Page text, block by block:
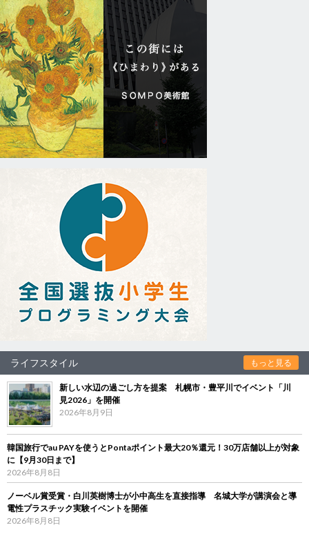
ライフスタイル もっと見る
新しい水辺の過ごし方を提案 札幌市・豊平川でイベント「川
見2026」を開催
2026年8月9日
韓国旅行でau PAYを使うとPontaポイント最大20％還元！30万店舗以上が対象
に【9月30日まで】
2026年8月8日
ノーベル賞受賞・白川英樹博士が小中高生を直接指導 名城大学が講演会と導
電性プラスチック実験イベントを開催
2026年8月8日